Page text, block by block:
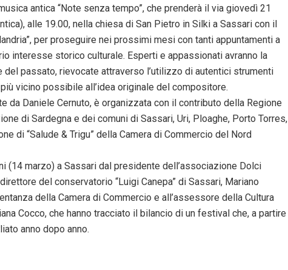
antica “Note senza tempo”, che prenderà il via giovedì 21
alle 19.00, nella chiesa di San Pietro in Silki a Sassari con il
per proseguire nei prossimi mesi con tanti appuntamenti a
interesse storico culturale. Esperti e appassionati avranno la
passato, rievocate attraverso l’utilizzo di autentici strumenti
vicino possibile all’idea originale del compositore.
da Daniele Cernuto, è organizzata con il contributo della Regione
di Sardegna e dei comuni di Sassari, Uri, Ploaghe, Porto Torres,
di “Salude & Trigu” della Camera di Commercio del Nord
(14 marzo) a Sassari dal presidente dell’associazione Dolci
del conservatorio “Luigi Canepa” di Sassari, Mariano
della Camera di Commercio e all’assessore della Cultura
Cocco, che hanno tracciato il bilancio di un festival che, a partire
anno dopo anno.